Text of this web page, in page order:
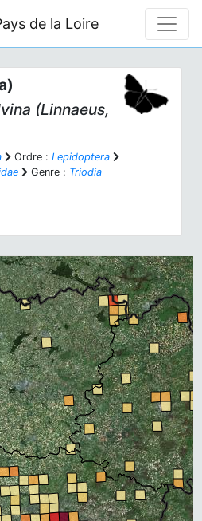
de la Loire
(Linnaeus,
Ordre : Lepidoptera
Genre : Triodia